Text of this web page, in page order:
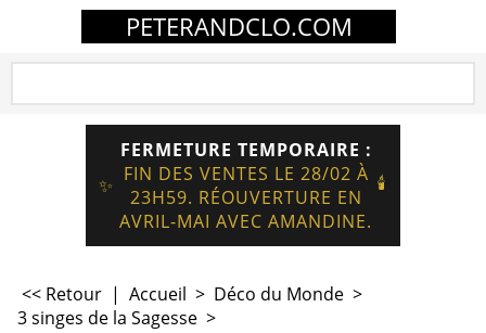
PETERANDCLO.COM
✨
FERMETURE TEMPORAIRE :
FIN DES VENTES LE 28/02 À
23H59. RÉOUVERTURE EN
AVRIL-MAI AVEC AMANDINE.
🕯️
<< Retour | Accueil > Déco du Monde >
3 singes de la Sagesse >